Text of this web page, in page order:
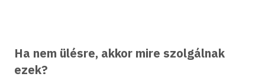
Ha nem ülésre, akkor mire szolgálnak
ezek?